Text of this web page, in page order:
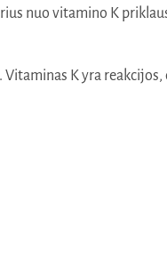
nuo vitamino K
K yra reakcijos,